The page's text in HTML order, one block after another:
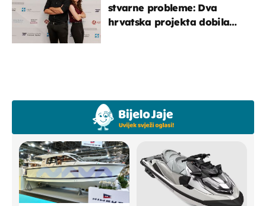
stvarne probleme: Dva
hrvatska projekta dobila